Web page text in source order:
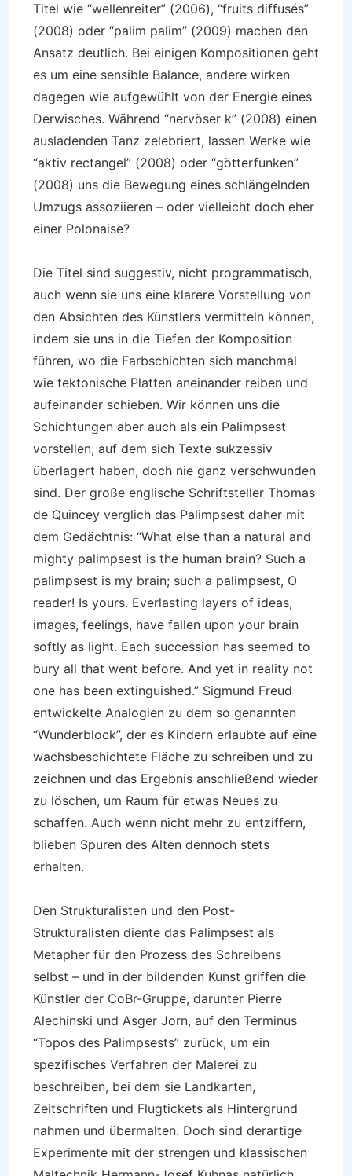
Titel wie “wellenreiter” (2006), “fruits diffusés”
(2008) oder “palim palim” (2009) machen den
Ansatz deutlich. Bei einigen Kompositionen geht
es um eine sensible Balance, andere wirken
dagegen wie aufgewühlt von der Energie eines
Derwisches. Während “nervöser k” (2008) einen
ausladenden Tanz zelebriert, lassen Werke wie
“aktiv rectangel” (2008) oder “götterfunken”
(2008) uns die Bewegung eines schlängelnden
Umzugs assoziieren – oder vielleicht doch eher
einer Polonaise?
Die Titel sind suggestiv, nicht programmatisch,
auch wenn sie uns eine klarere Vorstellung von
den Absichten des Künstlers vermitteln können,
indem sie uns in die Tiefen der Komposition
führen, wo die Farbschichten sich manchmal
wie tektonische Platten aneinander reiben und
aufeinander schieben. Wir können uns die
Schichtungen aber auch als ein Palimpsest
vorstellen, auf dem sich Texte sukzessiv
überlagert haben, doch nie ganz verschwunden
sind. Der große englische Schriftsteller Thomas
de Quincey verglich das Palimpsest daher mit
dem Gedächtnis: “What else than a natural and
mighty palimpsest is the human brain? Such a
palimpsest is my brain; such a palimpsest, O
reader! Is yours. Everlasting layers of ideas,
images, feelings, have fallen upon your brain
softly as light. Each succession has seemed to
bury all that went before. And yet in reality not
one has been extinguished.” Sigmund Freud
entwickelte Analogien zu dem so genannten
“Wunderblock”, der es Kindern erlaubte auf eine
wachsbeschichtete Fläche zu schreiben und zu
zeichnen und das Ergebnis anschließend wieder
zu löschen, um Raum für etwas Neues zu
schaffen. Auch wenn nicht mehr zu entziffern,
blieben Spuren des Alten dennoch stets
erhalten.
Den Strukturalisten und den Post-
Strukturalisten diente das Palimpsest als
Metapher für den Prozess des Schreibens
selbst – und in der bildenden Kunst griffen die
Künstler der CoBr-Gruppe, darunter Pierre
Alechinski und Asger Jorn, auf den Terminus
“Topos des Palimpsests” zurück, um ein
spezifisches Verfahren der Malerei zu
beschreiben, bei dem sie Landkarten,
Zeitschriften und Flugtickets als Hintergrund
nahmen und übermalten. Doch sind derartige
Experimente mit der strengen und klassischen